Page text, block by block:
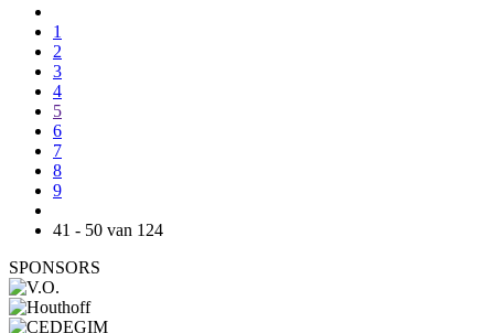
1
2
3
4
5
6
7
8
9
41 - 50 van 124
SPONSORS